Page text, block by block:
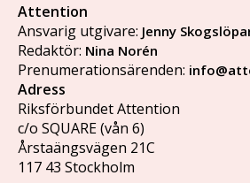
Attention
Ansvarig utgivare: Jenny
Redaktör: Nina Norén
Prenumerationsärenden:
Adress
Riksförbundet Attention
c/o SQUARE (vån 6)
Årstaängsvägen 21C
117 43 Stockholm